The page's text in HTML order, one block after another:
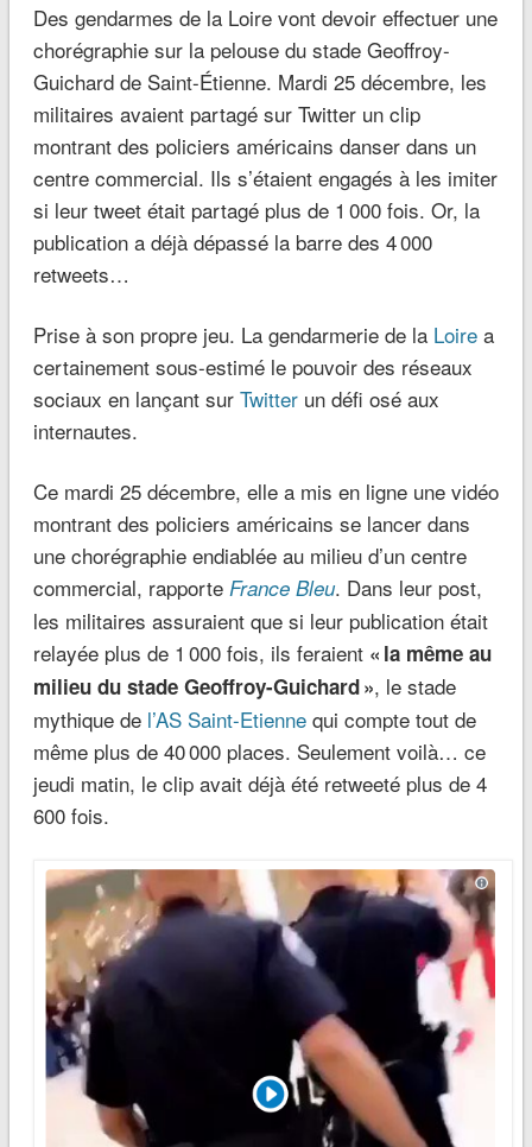
Des gendarmes de la Loire vont devoir effectuer une
chorégraphie sur la pelouse du stade Geoffroy-
Guichard de Saint-Étienne. Mardi 25 décembre, les
militaires avaient partagé sur Twitter un clip
montrant des policiers américains danser dans un
centre commercial. Ils s’étaient engagés à les imiter
si leur tweet était partagé plus de 1 000 fois. Or, la
publication a déjà dépassé la barre des 4 000
retweets…
Prise à son propre jeu. La gendarmerie de la Loirea
certainement sous-estimé le pouvoir des réseaux
sociaux en lançant sur Twitterun défi osé aux
internautes.
Ce mardi 25 décembre, elle a mis en ligne une vidéo
montrant des policiers américains se lancer dans
une chorégraphie endiablée au milieu d’un centre
commercial, rapporte France Bleu. Dans leur post,
les militaires assuraient que si leur publication était
relayée plus de 1 000 fois, ils feraient « la même au
milieu du stade Geoffroy-Guichard », le stade
mythique de l’AS Saint-Etiennequi compte tout de
même plus de 40 000 places. Seulement voilà… ce
jeudi matin, le clip avait déjà été retweeté plus de 4
600 fois.